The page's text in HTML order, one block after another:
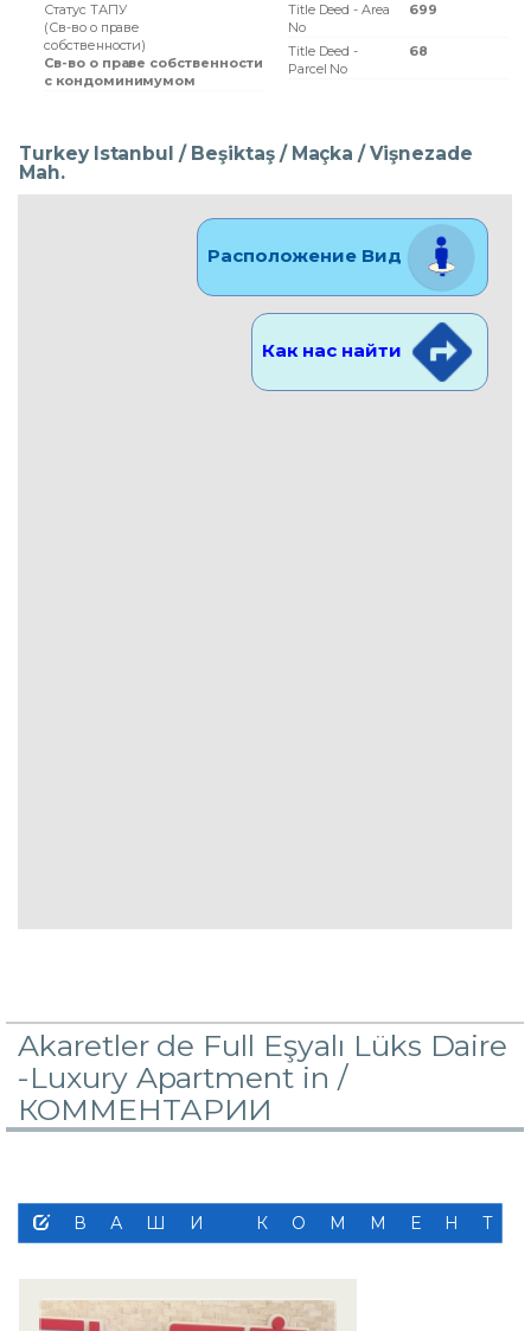
Статус ТАПУ
(Св-во о праве
собственности)
Св-во о праве собственности
с кондоминимумом
Title Deed - Area
No
699
Title Deed -
Parcel No
68
Turkey Istanbul / Beşiktaş/ Maçka / Vişnezade
Mah.
Расположение Вид
Как нас найти
Akaretler de Full Eşyalı Lüks Daire
-Luxury Apartment in /
КОММЕНТАРИИ
ВАШИ